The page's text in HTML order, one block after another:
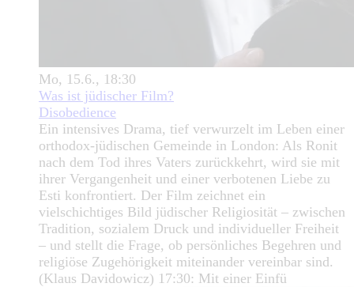
Mo, 15.6., 18:30
Was ist jüdischer Film?
Disobedience
Ein intensives Drama, tief verwurzelt im Leben einer
orthodox-jüdischen Gemeinde in London: Als Ronit
nach dem Tod ihres Vaters zurückkehrt, wird sie mit
ihrer Vergangenheit und einer verbotenen Liebe zu
Esti konfrontiert. Der Film zeichnet ein
vielschichtiges Bild jüdischer Religiosität – zwischen
Tradition, sozialem Druck und individueller Freiheit
– und stellt die Frage, ob persönliches Begehren und
religiöse Zugehörigkeit miteinander vereinbar sind.
(Klaus Davidowicz) 17:30: Mit einer Einfü